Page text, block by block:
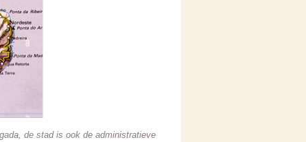
de stad is ook de administratieve